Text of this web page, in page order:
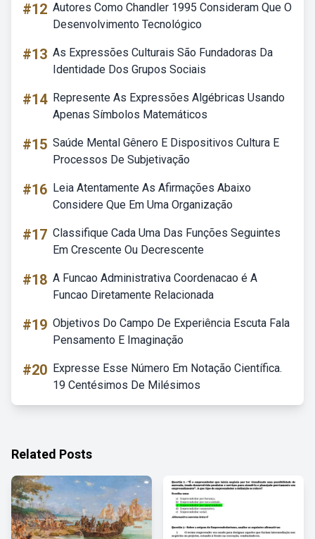
#12 Autores Como Chandler 1995 Consideram Que O
Desenvolvimento Tecnológico
#13 As Expressões Culturais São Fundadoras Da
Identidade Dos Grupos Sociais
#14 Represente As Expressões Algébricas Usando
Apenas Símbolos Matemáticos
#15 Saúde Mental Gênero E Dispositivos Cultura E
Processos De Subjetivação
#16 Leia Atentamente As Afirmações Abaixo
Considere Que Em Uma Organização
#17 Classifique Cada Uma Das Funções Seguintes
Em Crescente Ou Decrescente
#18 A Funcao Administrativa Coordenacao é A
Funcao Diretamente Relacionada
#19 Objetivos Do Campo De Experiência Escuta Fala
Pensamento E Imaginação
#20 Expresse Esse Número Em Notação Científica.
19 Centésimos De Milésimos
Related Posts